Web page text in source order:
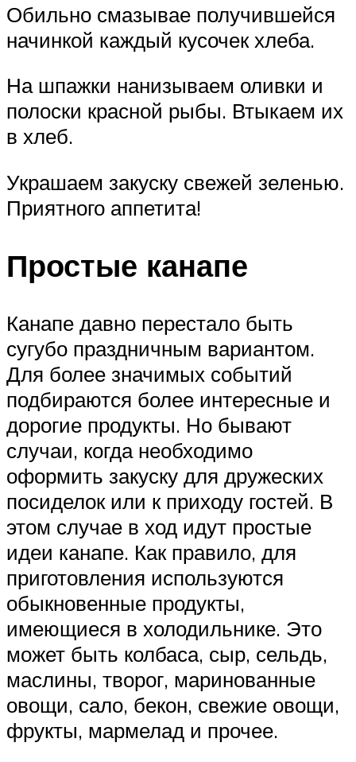
Обильно смазывае получившейся
начинкой каждый кусочек хлеба.
На шпажки нанизываем оливки и
полоски красной рыбы. Втыкаем их
в хлеб.
Украшаем закуску свежей зеленью.
Приятного аппетита!
Простые канапе
Канапе давно перестало быть
сугубо праздничным вариантом.
Для более значимых событий
подбираются более интересные и
дорогие продукты. Но бывают
случаи, когда необходимо
оформить закуску для дружеских
посиделок или к приходу гостей. В
этом случае в ход идут простые
идеи канапе. Как правило, для
приготовления используются
обыкновенные продукты,
имеющиеся в холодильнике. Это
может быть колбаса, сыр, сельдь,
маслины, творог, маринованные
овощи, сало, бекон, свежие овощи,
фрукты, мармелад и прочее.